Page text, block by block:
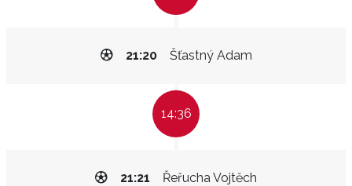
Šťastný Adam
21:20
14:36
Řeřucha Vojtěch
21:21